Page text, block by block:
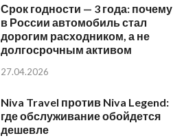
Срок годности — 3 года: почему
в России автомобиль стал
дорогим расходником, а не
долгосрочным активом
27.04.2026
Niva Travel против Niva Legend:
где обслуживание обойдется
дешевле